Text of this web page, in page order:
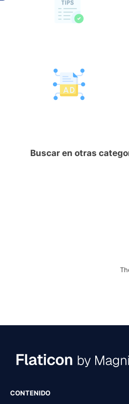
Buscar en otras
CONTENIDO